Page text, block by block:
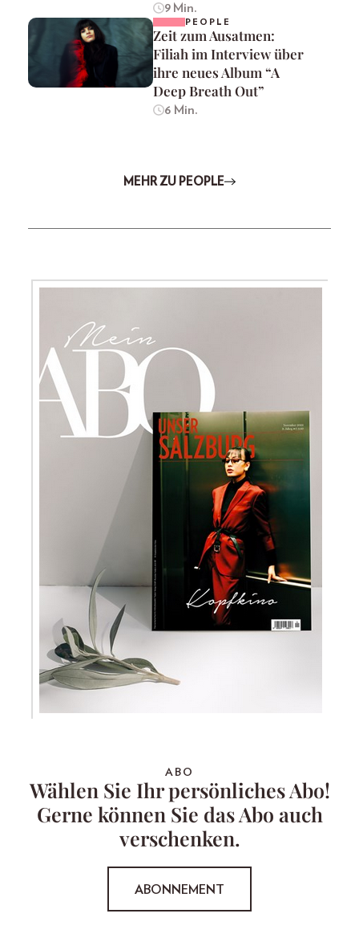
9 Min.
PEOPLE
Zeit zum Ausatmen:
Filiah im Interview über
ihre neues Album “A
Deep Breath Out”
6 Min.
MEHR ZU PEOPLE
ABO
Wählen Sie Ihr persönliches Abo!
Gerne können Sie das Abo auch
verschenken.
ABONNEMENT